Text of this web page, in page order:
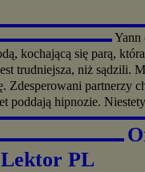
Yann
kochającą się parą,
trudniejsza, niż sądzili.
Zdesperowani partnerzy
poddają hipnozie.
Lektor PL